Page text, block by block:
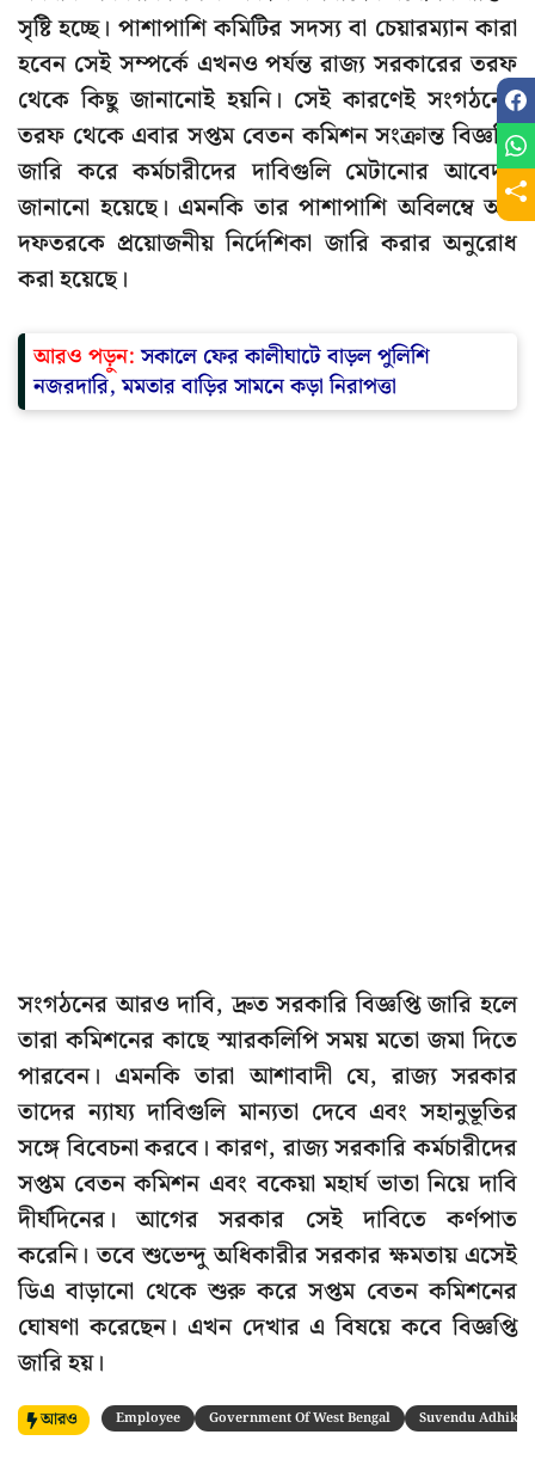
সৃষ্টি হচ্ছে। পাশাপাশি কমিটির সদস্য বা চেয়ারম্যান কারা
হবেন সেই সম্পর্কে এখনও পর্যন্ত রাজ্য সরকারের তরফ
থেকে কিছু জানানোই হয়নি। সেই কারণেই সংগঠনের
তরফ থেকে এবার সপ্তম বেতন কমিশন সংক্রান্ত বিজ্ঞপ্তি
জারি করে কর্মচারীদের দাবিগুলি মেটানোর আবেদন
জানানো হয়েছে। এমনকি তার পাশাপাশি অবিলম্বে অর্থ
দফতরকে প্রয়োজনীয় নির্দেশিকা জারি করার অনুরোধ
করা হয়েছে।
আরও পড়ুন:সকালে ফের কালীঘাটে বাড়ল পুলিশি
নজরদারি, মমতার বাড়ির সামনে কড়া নিরাপত্তা
সংগঠনের আরও দাবি, দ্রুত সরকারি বিজ্ঞপ্তি জারি হলে
তারা কমিশনের কাছে স্মারকলিপি সময় মতো জমা দিতে
পারবেন। এমনকি তারা আশাবাদী যে, রাজ্য সরকার
তাদের ন্যায্য দাবিগুলি মান্যতা দেবে এবং সহানুভূতির
সঙ্গে বিবেচনা করবে। কারণ, রাজ্য সরকারি কর্মচারীদের
সপ্তম বেতন কমিশন এবং বকেয়া মহার্ঘ ভাতা নিয়ে দাবি
দীর্ঘদিনের। আগের সরকার সেই দাবিতে কর্ণপাত
করেনি। তবে শুভেন্দু অধিকারীর সরকার ক্ষমতায় এসেই
ডিএ বাড়ানো থেকে শুরু করে সপ্তম বেতন কমিশনের
ঘোষণা করেছেন। এখন দেখার এ বিষয়ে কবে বিজ্ঞপ্তি
জারি হয়।
আরও Employee Government Of West Bengal Suvendu